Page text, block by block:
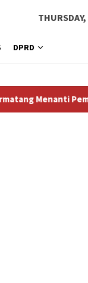
DPRD
Antara Dugaan